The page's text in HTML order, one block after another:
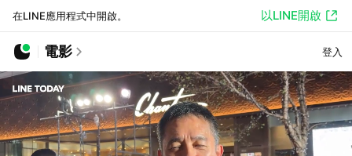
在LINE應用程式中開啟。 以LINE開啟
電影 登入